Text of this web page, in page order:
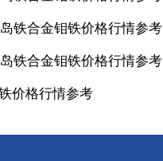
铁合金钼铁价格行情参考
铁合金钼铁价格行情参考
价格行情参考